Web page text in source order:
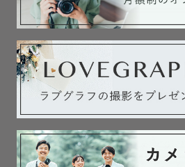
些細なことでも構いませんので、
相談ください。
あなたにお会いできる日を楽しみ